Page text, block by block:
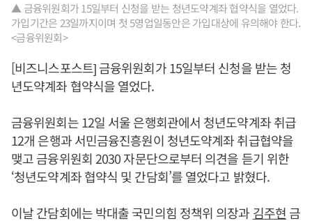
▲ 금융위원회가 15일부터 신청을 받는 청년도약계좌 협약식을 열었다.
가입기간은 23일까지이며 첫 5영업일동안은 가입대상에 유의해야 한다.
<금융위원회>
[비즈니스포스트] 금융위원회가 15일부터 신청을 받는 청
년도약계좌 협약식을 열었다.
금융위원회는 12일 서울 은행회관에서 청년도약계좌 취급
12개 은행과 서민금융진흥원이 청년도약계좌 취급협약을
맺고 금융위원회 2030 자문단으로부터 의견을 듣기 위한
‘청년도약계좌 협약식 및 간담회’를 열었다고 밝혔다.
이날 간담회에는 박대출 국민의힘 정책위 의장과 김주현 금